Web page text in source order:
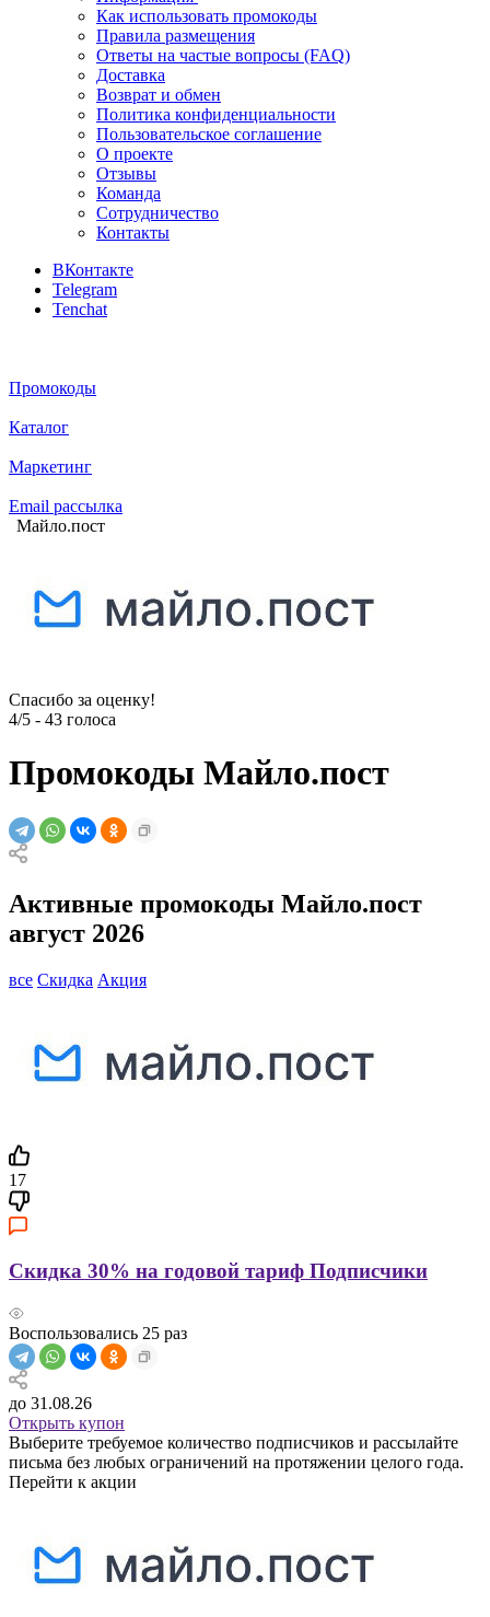
Как использовать промокоды
Правила размещения
Ответы на частые вопросы (FAQ)
Доставка
Возврат и обмен
Политика конфиденциальности
Пользовательское соглашение
О проекте
Отзывы
Команда
Сотрудничество
Контакты
ВКонтакте
Telegram
Tenchat
Промокоды
Каталог
Маркетинг
Email расcылка
Майло.пост
Спасибо за оценку!
4/5 - 43 голоса
Промокоды Майло.пост
Активные промокоды Майло.пост
август 2026
все Скидка Акция
17
Скидка 30% на годовой тариф Подписчики
Воспользовались 25 раз
до 31.08.26
Открыть купон
Выберите требуемое количество подписчиков и рассылайте
письма без любых ограничений на протяжении целого года.
Перейти к акции